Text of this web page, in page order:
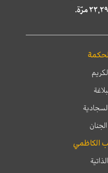
الكاظمي